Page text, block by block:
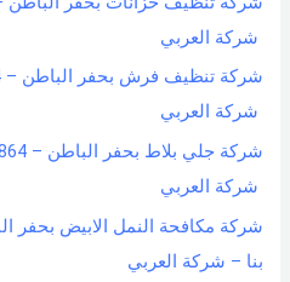
شركة العربي
شركة العربي
شركة العربي
بنا – شركة العربي